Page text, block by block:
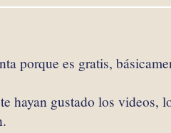
porque es gratis,
hayan gustado los videos,